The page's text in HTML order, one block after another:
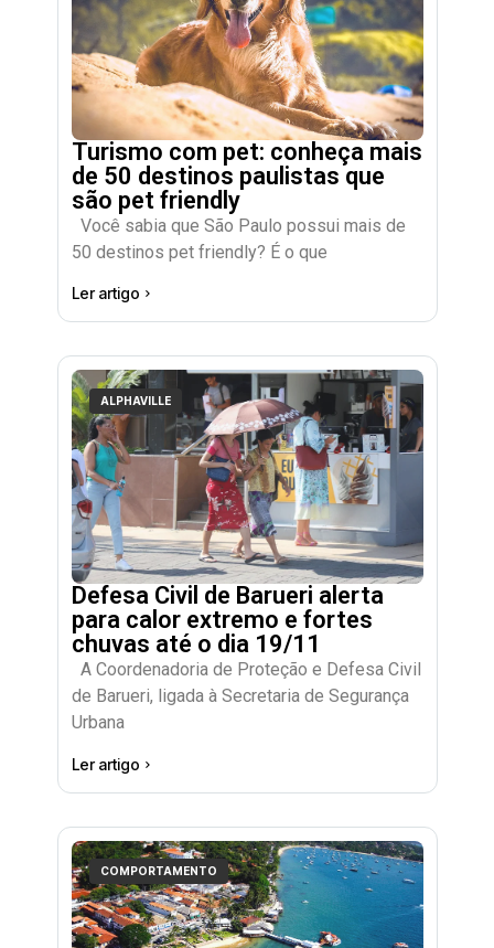
Turismo com pet: conheça mais
de 50 destinos paulistas que
são pet friendly
Você sabia que São Paulo possui mais de
50 destinos pet friendly? É o que
Ler artigo
ALPHAVILLE
Defesa Civil de Barueri alerta
para calor extremo e fortes
chuvas até o dia 19/11
A Coordenadoria de Proteção e Defesa Civil
de Barueri, ligada à Secretaria de Segurança
Urbana
Ler artigo
COMPORTAMENTO